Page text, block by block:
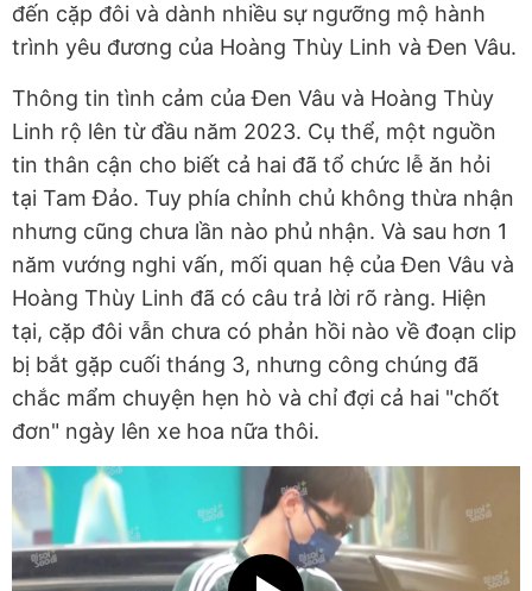
đến cặp đôi và dành nhiều sự ngưỡng mộ hành
trình yêu đương của Hoàng Thùy Linh và Đen Vâu.
Thông tin tình cảm của Đen Vâu và Hoàng Thùy
Linh rộ lên từ đầu năm 2023. Cụ thể, một nguồn
tin thân cận cho biết cả hai đã tổ chức lễ ăn hỏi
tại Tam Đảo. Tuy phía chỉnh chủ không thừa nhận
nhưng cũng chưa lần nào phủ nhận. Và sau hơn 1
năm vướng nghi vấn, mối quan hệ của Đen Vâu và
Hoàng Thùy Linh đã có câu trả lời rõ ràng. Hiện
tại, cặp đôi vẫn chưa có phản hồi nào về đoạn clip
bị bắt gặp cuối tháng 3, nhưng công chúng đã
chắc mẩm chuyện hẹn hò và chỉ đợi cả hai "chốt
đơn" ngày lên xe hoa nữa thôi.